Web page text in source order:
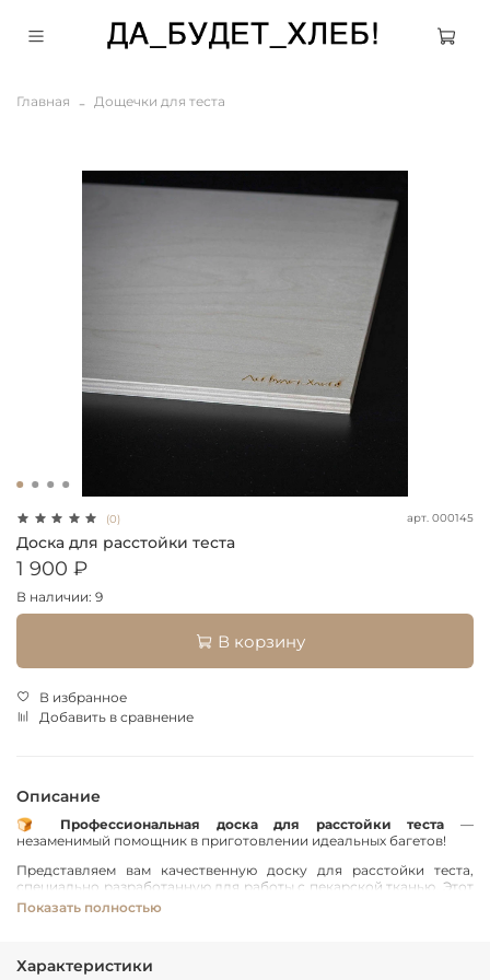
Главная Дощечки для теста
(0) арт. 000145
Доска для расстойки теста
1 900 ₽
В наличии: 9
В корзину
В избранное
Добавить в сравнение
Описание
🍞 Профессиональная доска для расстойки теста —
незаменимый помощник в приготовлении идеальных багетов!
Представляем вам качественную доску для расстойки теста,
специально разработанную для работы с пекарской тканью. Этот
инструмент станет вашим надежным помощником в создании
Ткань, показанная на фотографиях к товару, не входит в комплект
Показать полностью
Характеристики